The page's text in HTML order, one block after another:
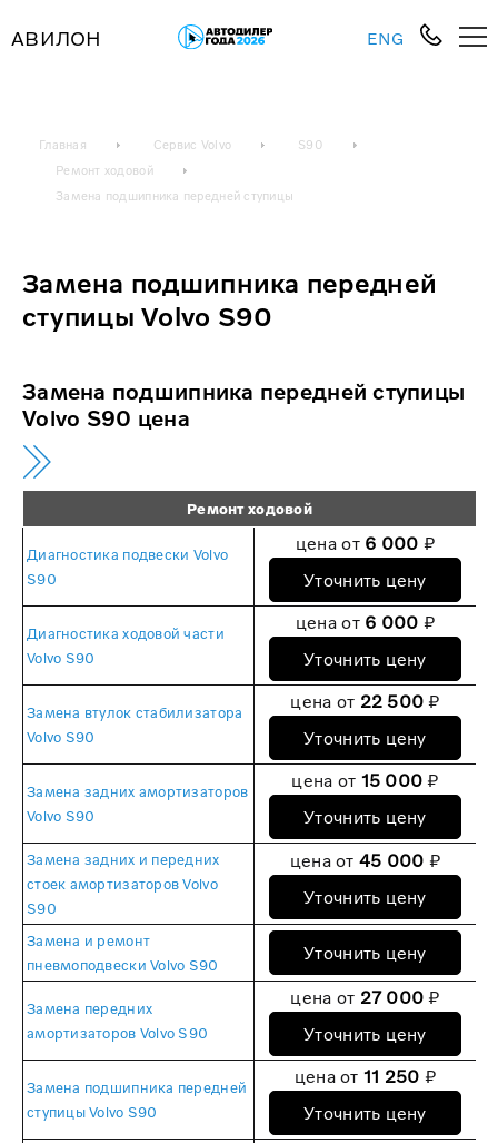
АВИЛОН ENG
Главная Сервис Volvo
S90
Ремонт ходовой
Замена подшипника передней ступицы
Замена подшипника передней
ступицы Volvo S90
Замена подшипника передней ступицы
Volvo S90 цена
Ремонт ходовой
Диагностика подвески Volvo
S90
цена от 6 000 ₽
Уточнить цену
Диагностика ходовой части
Volvo S90
цена от 6 000 ₽
Уточнить цену
Замена втулок стабилизатора
Volvo S90
цена от 22 500 ₽
Уточнить цену
Замена задних амортизаторов
Volvo S90
цена от 15 000 ₽
Уточнить цену
Замена задних и передних
стоек амортизаторов Volvo
S90
цена от 45 000 ₽
Уточнить цену
Замена и ремонт
пневмоподвески Volvo S90
Уточнить цену
Замена передних
амортизаторов Volvo S90
цена от 27 000 ₽
Уточнить цену
Замена подшипника передней
ступицы Volvo S90
цена от 11 250 ₽
Уточнить цену